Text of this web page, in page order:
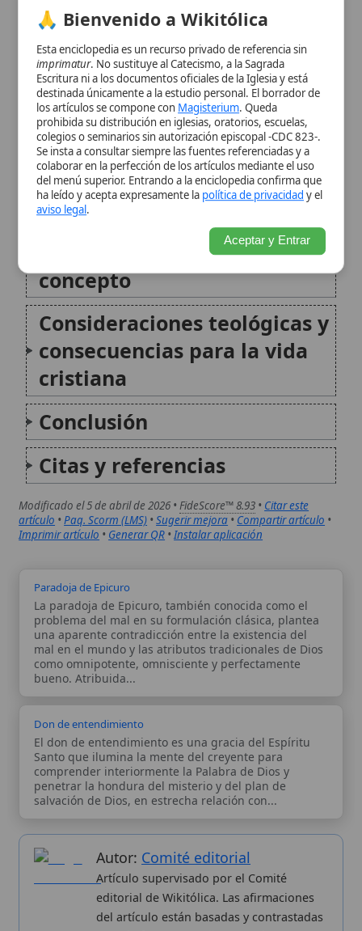
Recepción posterior y
reapariciones históricas del
tema
Lectura bíblica asociada al
concepto
Consideraciones teológicas y
consecuencias para la vida
cristiana
Citas y referencias
Modificado el 5 de abril de 2026 •FideScore™ 8.93•Citar este
artículo Sugerir mejora Compartir artículo
Imprimir artículo•Generar QR• Instalar aplicación
Paradoja de Epicuro
La paradoja de Epicuro, también conocida como el
problema del mal en su formulación clásica, plantea
una aparente contradicción entre la existencia del
mal en el mundo y las atributos tradicionales de Dios
como omnipotente, omnisciente y perfectamente
bueno. Atribuida...
Don de entendimiento
El don de entendimiento es una gracia del Espíritu
penetrar la hondura del misterio y del plan de
salvación de Dios, en estrecha relación con...
Autor:Comité editorial
Artículo supervisado por el Comité
editorial de Wikitólica. Las afirmaciones
usando fuentes catolicas: escritos
patrísticos, de santos, artículos
teológicos, documentos históricos, actas
de concilios, encíclicas, fuentes
magisteriales y documentos oficiales de
la Iglesia.Proceso editorial →
Wikitólica © 2026. Enciclopedia del patrimonio doctrinal,
histórico y litúrgico de la Iglesia Católica. Parte de la red formativa
,Buscador Católico yCustodio Animae . Con
analíticas anónimas. LicenciaCC BY-SA(texto). Editado en
Valencia, España.ISSN: 3101-7339. Bajo el patrocinio de San
colaborar en la perfección de los artículos mediante el uso
del menú superior. Entrando a la enciclopedia confirma que
ha leído y acepta expresamente lapolítica de privacidady el
aviso legal.
Aceptar y Entrar